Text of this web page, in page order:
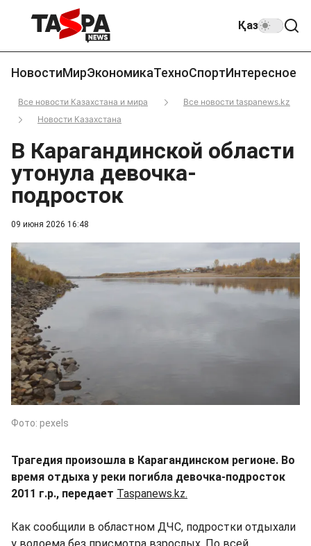
Қаз
НовостиМирЭкономикаТехноСпортИнтересное
Все новости Казахстана и мира
Все новости taspanews.kz
Новости Казахстана
09 июня 2026 16:48
В Карагандинской области
утонула девочка-
подросток
Фото: pexels
Трагедия произошла в Карагандинском регионе. Во
время отдыха у реки погибла девочка-подросток
2011 г.р., передает Taspanews.kz.
Как сообщили в областном ДЧС, подростки отдыхали